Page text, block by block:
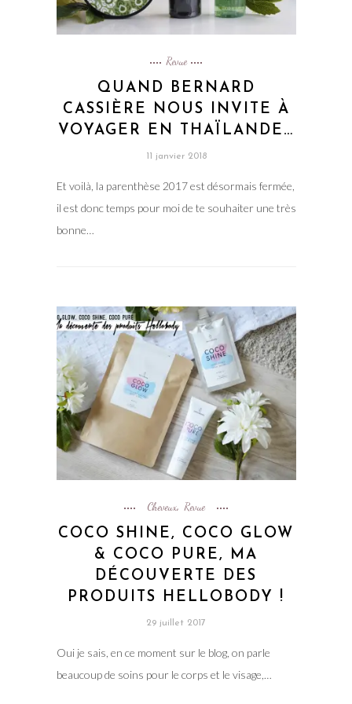
Revue
QUAND BERNARD
CASSIÈRE NOUS INVITE À
VOYAGER EN THAÏLANDE…
11 janvier 2018
Et voilà, la parenthèse 2017 est désormais fermée,
il est donc temps pour moi de te souhaiter une très
bonne…
Cheveux, Revue
COCO SHINE, COCO GLOW
& COCO PURE, MA
DÉCOUVERTE DES
PRODUITS HELLOBODY !
29 juillet 2017
Oui je sais, en ce moment sur le blog, on parle
beaucoup de soins pour le corps et le visage,…